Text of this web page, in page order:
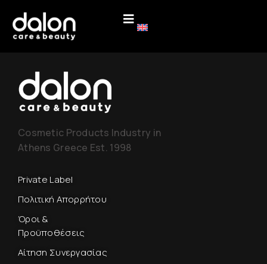
Cosmetic Products Industry in
Athens Greece Est. 1998
Private Label
Πολιτική Απορρήτου
Όροι &
Προϋποθέσεις
Αίτηση Συνεργασίας